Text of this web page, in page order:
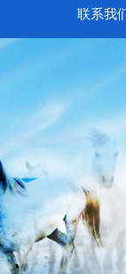
联系我